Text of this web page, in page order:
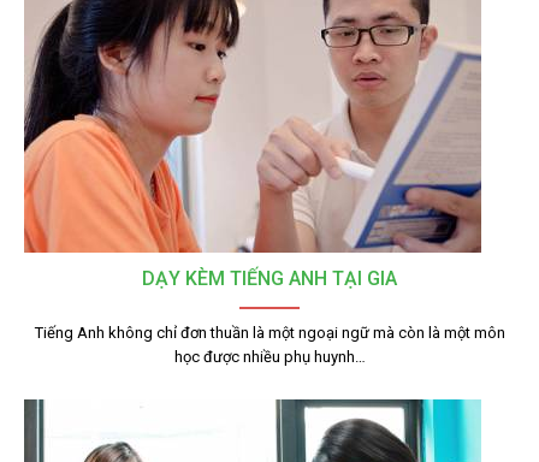
DẠY KÈM TIẾNG ANH TẠI GIA
Tiếng Anh không chỉ đơn thuần là một ngoại ngữ mà còn là một môn
học được nhiều phụ huynh…